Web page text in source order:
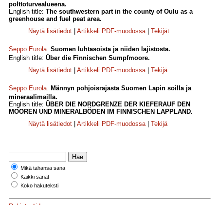
polttoturvealueena.
English title: The southwestern part in the county of Oulu as a
greenhouse and fuel peat area.
Näytä lisätiedot
Artikkeli PDF-muodossa| Tekijät
Seppo Eurola. Suomen luhtasoista ja niiden lajistosta.
English title: Über die Finnischen Sumpfmoore.
Näytä lisätiedot
Artikkeli PDF-muodossa| Tekijä
Seppo Eurola. Männyn pohjoisrajasta Suomen Lapin soilla ja
mineraalimailla.
English title: ÜBER DIE NORDGRENZE DER KIEFERAUF DEN
MOOREN UND MINERALBÖDEN IM FINNISCHEN LAPPLAND.
Näytä lisätiedot
Artikkeli PDF-muodossa| Tekijä
Mikä tahansa sana
Kaikki sanat
Koko hakuteksti